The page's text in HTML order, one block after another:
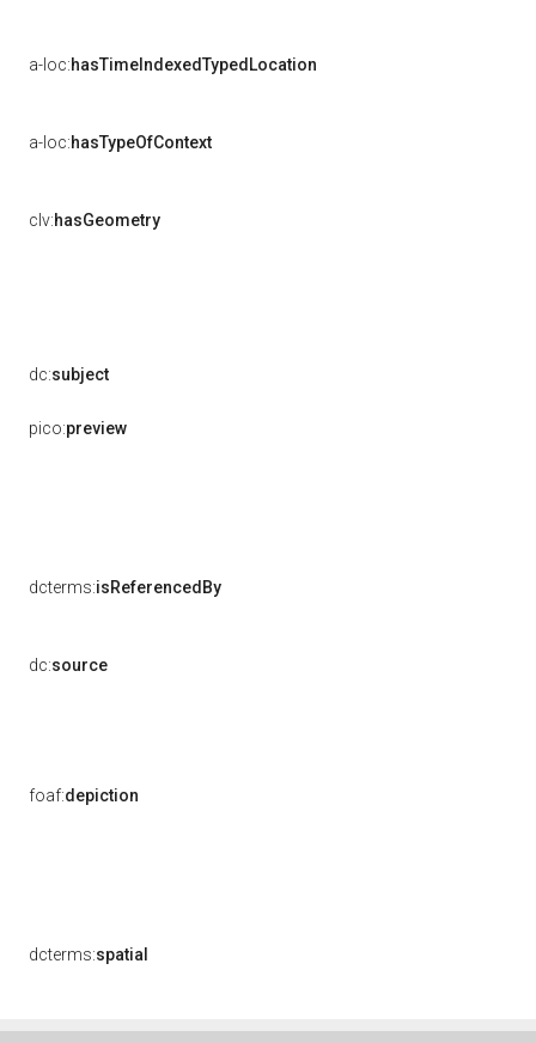
a-loc:hasTimeIndexedTypedLocation
a-loc:hasTypeOfContext
clv:hasGeometry
dc:subject
pico:preview
dcterms:isReferencedBy
dc:source
foaf:depiction
dcterms:spatial